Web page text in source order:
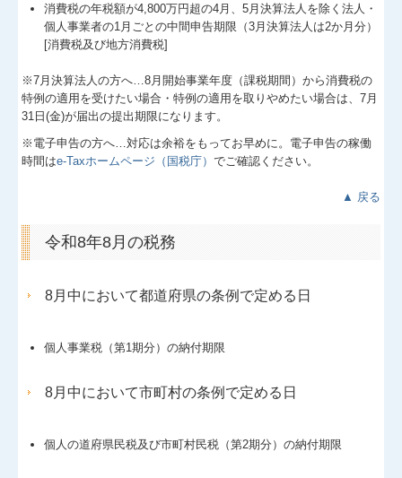
消費税の年税額が4,800万円超の4月、5月決算法人を除く法人・
個人事業者の1月ごとの中間申告期限（3月決算法人は2か月分）
[消費税及び地方消費税]
※7月決算法人の方へ…8月開始事業年度（課税期間）から消費税の
特例の適用を受けたい場合・特例の適用を取りやめたい場合は、7月
31日(金)が届出の提出期限になります。
※電子申告の方へ…対応は余裕をもってお早めに。電子申告の稼働
時間はe-Taxホームページ（国税庁）でご確認ください。
▲ 戻る
令和8年8月の税務
8月中において都道府県の条例で定める日
個人事業税（第1期分）の納付期限
8月中において市町村の条例で定める日
個人の道府県民税及び市町村民税（第2期分）の納付期限